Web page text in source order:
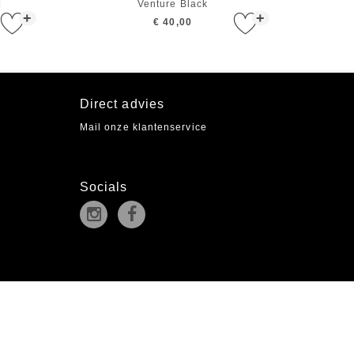
+ +
Venture Black
€ 40,00
Direct advies
Mail onze klantenservice
Socials